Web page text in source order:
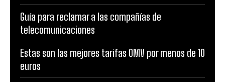
Guía para reclamar a las compañías de
telecomunicaciones
Estas son las mejores tarifas OMV por menos de 10
euros